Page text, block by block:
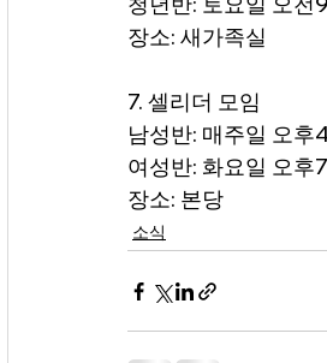
장소: 새가족실
7. 셀리더 모임
남성반: 매주일 오후
여성반: 화요일 오후
장소: 본당
소식